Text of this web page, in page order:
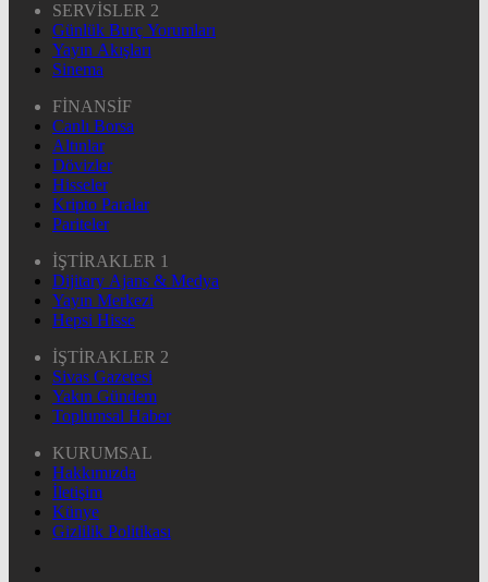
SERVİSLER 2
Günlük Burç Yorumları
Yayın Akışları
Sinema
FİNANSİF
Canlı Borsa
Altınlar
Dövizler
Hisseler
Kripto Paralar
Pariteler
İŞTİRAKLER 1
Dijitary Ajans & Medya
Yayın Merkezi
Hepsi Hisse
İŞTİRAKLER 2
Sivas Gazetesi
Yakın Gündem
Toplumsal Haber
KURUMSAL
Hakkımızda
İletişim
Künye
Gizlilik Politikası